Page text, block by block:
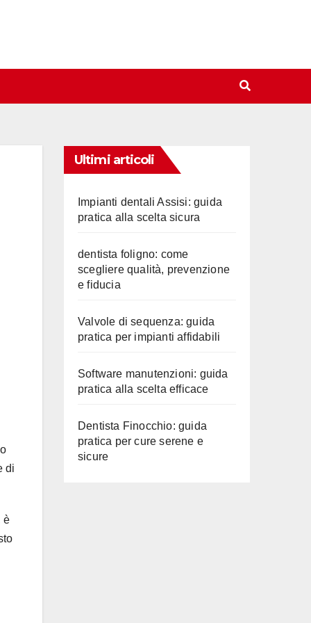
o
di
è
Ultimi articoli
Impianti dentali Assisi: guida
pratica alla scelta sicura
dentista foligno: come
scegliere qualità, prevenzione
e fiducia
Valvole di sequenza: guida
pratica per impianti affidabili
Software manutenzioni: guida
pratica alla scelta efficace
Dentista Finocchio: guida
pratica per cure serene e
sicure